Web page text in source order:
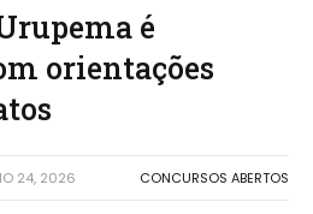
é
orientações
24, 2026 CONCURSOS ABERTOS